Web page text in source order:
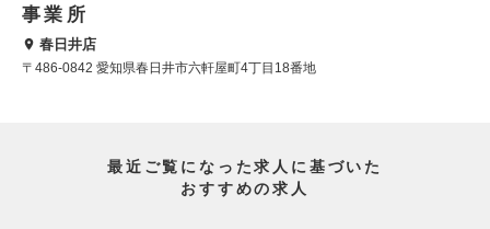
事業所
春日井店
〒486-0842 愛知県春日井市六軒屋町4丁目18番地
最近ご覧になった求人に基づいた
おすすめの求人